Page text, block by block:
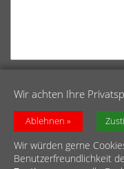
Wir achten Ihre
Ablehnen
Wir würden gerne
Benutzerfreundlichkeit
Ich bestätige
gelesen und